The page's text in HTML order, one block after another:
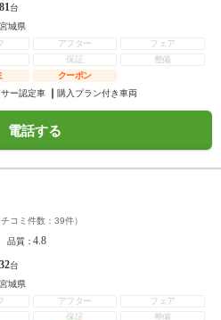
81台
宮城県
アフター
フェア
保証
整備
クーポン
ー認定車 購入プラン付き車両
電話する
チコミ件数： 39件）
品質：4.8
32台
宮城県
アフター
フェア
保証
整備